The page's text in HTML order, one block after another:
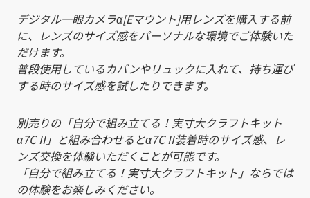
デジタル一眼カメラα[Eマウント]用レンズを購入する前
に、レンズのサイズ感をパーソナルな環境でご体験いた
だけます。
普段使用しているカバンやリュックに入れて、持ち運び
する時のサイズ感を試したりできます。
別売りの「自分で組み立てる！実寸大クラフトキット
α7C II」と組み合わせるとα7C II装着時のサイズ感、レ
ンズ交換を体験いただくことが可能です。
「自分で組み立てる！実寸大クラフトキット」ならでは
の体験をお楽しみください。